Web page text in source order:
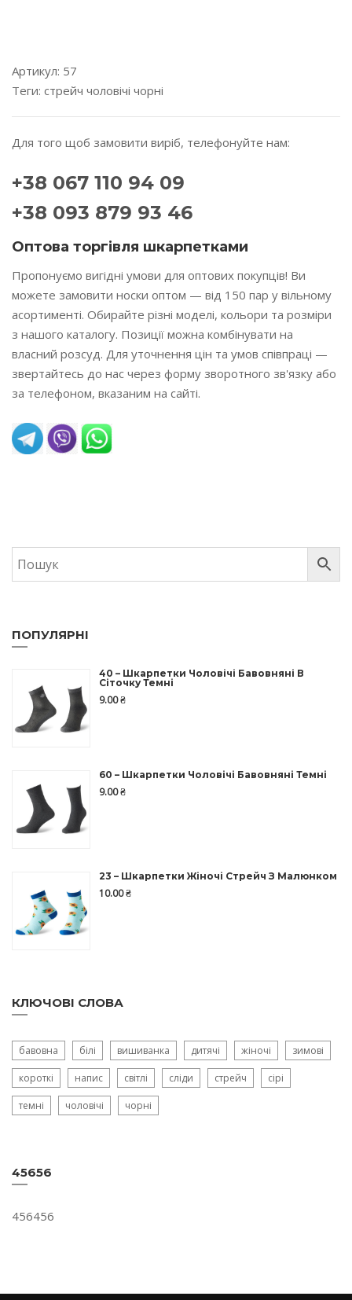
Артикул: 57
Теги: стрейч чоловічі чорні
Для того щоб замовити виріб, телефонуйте нам:
+38 067 110 94 09
+38 093 879 93 46
Оптова торгівля шкарпетками
Пропонуємо вигідні умови для оптових покупців! Ви
можете замовити носки оптом — від 150 пар у вільному
асортименті. Обирайте різні моделі, кольори та розміри
з нашого каталогу. Позиції можна комбінувати на
власний розсуд. Для уточнення цін та умов співпраці —
звертайтесь до нас через форму зворотного зв'язку або
за телефоном, вказаним на сайті.
ПОПУЛЯРНІ
40 – Шкарпетки Чоловічі Бавовняні В
Сіточку Темні
9.00₴
60 – Шкарпетки Чоловічі Бавовняні Темні
9.00₴
23 – Шкарпетки Жіночі Стрейч З Малюнком
10.00₴
КЛЮЧОВІ СЛОВА
бавовна білі вишиванка дитячі жіночі зимові
короткі напис світлі сліди стрейч сірі
темні чоловічі чорні
45656
456456